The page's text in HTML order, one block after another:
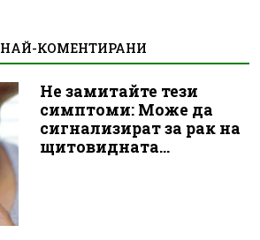
НАЙ-КОМЕНТИРАНИ
Не замитайте тези
симптоми: Може да
сигнализират за рак на
щитовидната...